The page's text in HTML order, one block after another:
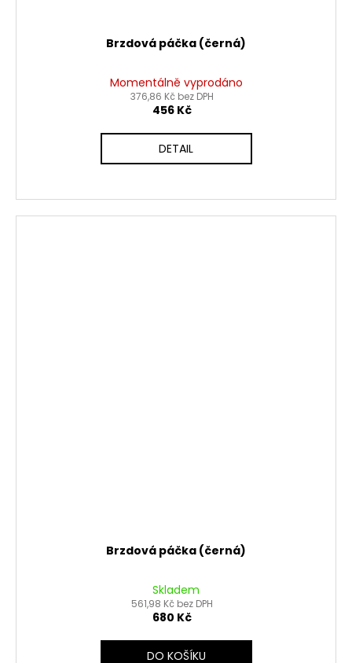
Brzdová páčka (černá)
Momentálně vyprodáno
376,86 Kč bez DPH
456 Kč
DETAIL
Brzdová páčka (černá)
Skladem
561,98 Kč bez DPH
680 Kč
DO KOŠÍKU